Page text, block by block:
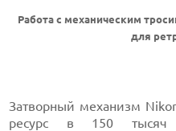
Работа с механическим
для
Затворный механизм
ресурс в 150 тысяч